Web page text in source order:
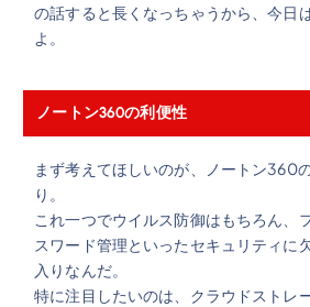
の話すると長くなっちゃうから、今日
よ。
ノートン360の利便性
まず考えてほしいのが、ノートン360
り。
これ一つでウイルス防御はもちろん、
スワード管理といったセキュリティに
入りなんだ。
特に注目したいのは、クラウドストレ